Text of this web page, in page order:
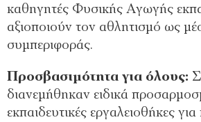
καθηγητές Φυσικής Αγωγής
αξιοποιούν τον αθλητισμό ως
συμπεριφοράς.
Προσβασιμότητα για όλους:
διανεμήθηκαν ειδικά
εκπαιδευτικές εργαλειοθήκες για